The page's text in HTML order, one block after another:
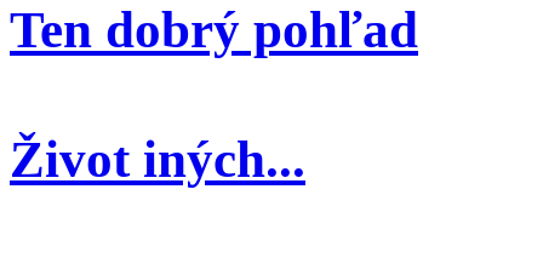
Ten dobrý pohľad
Život iných...